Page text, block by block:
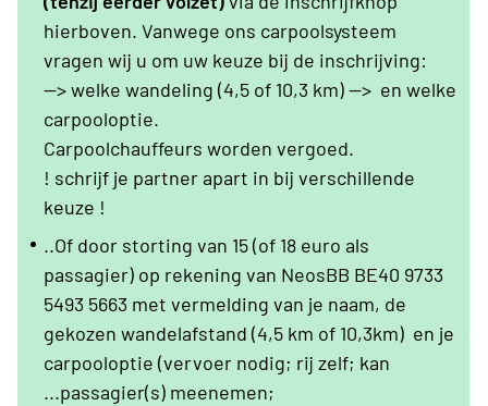
hierboven. Vanwege ons carpoolsysteem
vragen wij u om uw keuze bij de inschrijving:
--> welke wandeling (4,5 of 10,3 km) --> en welke
carpooloptie.
Carpoolchauffeurs worden vergoed.
! schrijf je partner apart in bij verschillende
keuze !
..Of door storting van 15 (of 18 euro als
passagier) op rekening van NeosBB BE40 9733
5493 5663 met vermelding van je naam, de
gekozen wandelafstand (4,5 km of 10,3km) en je
carpooloptie (vervoer nodig; rij zelf; kan
...passagier(s) meenemen;